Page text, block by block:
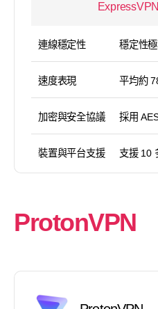
ExpressVPN
連線穩定性 穩定性
速度表現 平均約
加密與安全協議 採用
裝置與平台支援 支援 10
ProtonVPN